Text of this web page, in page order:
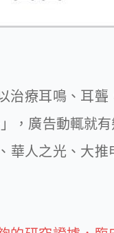
治療耳鳴、耳
廣告動輒就
華人之光、大